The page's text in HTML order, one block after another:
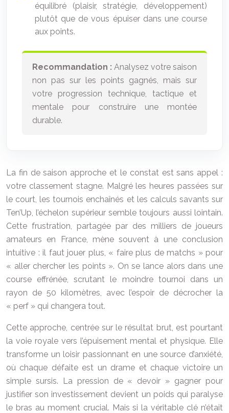
équilibré (plaisir, stratégie, développement)
plutôt que de vous épuiser dans une course
aux points.
Recommandation : Analysez votre saison
non pas sur les points gagnés, mais sur
votre progression technique, tactique et
mentale pour construire une montée
durable.
La fin de saison approche et le constat est sans appel :
votre classement stagne. Malgré les heures passées sur
le court, les tournois enchaînés et les calculs savants sur
Ten’Up, l’échelon supérieur semble toujours aussi lointain.
Cette frustration, partagée par des milliers de joueurs
amateurs en France, mène souvent à une conclusion
intuitive : il faut jouer plus, « faire plus de matchs » pour
« aller chercher les points ». On se lance alors dans une
course effrénée, scrutant le moindre tournoi dans un
rayon de 50 kilomètres, avec l’espoir de décrocher la
« perf » qui changera tout.
Cette approche, centrée sur le résultat brut, est pourtant
la voie royale vers l’épuisement mental et physique. Elle
transforme un loisir passionnant en une source d’anxiété,
où chaque défaite est un drame et chaque victoire un
simple sursis. La pression de « devoir » gagner pour
justifier son investissement devient un poids qui paralyse
le bras au moment crucial. Mais si la véritable clé n’était